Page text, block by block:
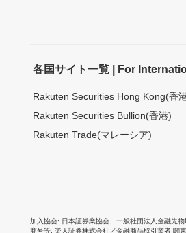
各国サイト一覧 | For
Rakuten Securities Hong Kong(香
Rakuten Securities Bullion(香港)
Rakuten Trade(マレーシア)
加入協会 日本証券業協会 一般社団法人金融先
商号等 楽天証券株式会社／金融商品取引業者 関